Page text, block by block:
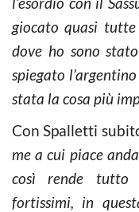
giocato quasi
dove ho sono
spiegato
stata la cosa più
Con Spalletti
me a cui piace
così rende tutto
fortissimi, in